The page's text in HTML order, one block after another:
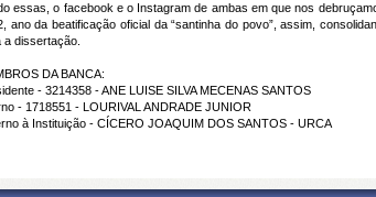
essas, o facebook e o Instagram de ambas em que nos
ano da beatificação oficial da “santinha do povo”, assim,
a dissertação.
DA BANCA:
- 3214358 - ANE LUISE SILVA MECENAS SANTOS
- 1718551 - LOURIVAL ANDRADE JUNIOR
à Instituição - CÍCERO JOAQUIM DOS SANTOS - URCA